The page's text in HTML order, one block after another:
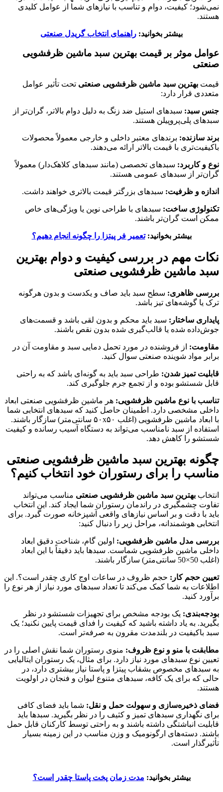
نمی‌شود؛ کیفیت، دوام و تناسب با نیازهای شما از عوامل کلیدی
هستند.
بیشتر بخوانید: راهنمای انتخاب گریدل صنعتی
عوامل موثر بر قیمت بهترین سبد ماشین ظرفشویی
صنعتی
قیمت بهترین سبد ماشین ظرفشویی صنعتی تحت تأثیر عوامل
متعددی قرار دارد:
جنس سبد: سبدهای استیل ضد زنگ به دلیل دوام بالاتر، گران‌تر از
سبدهای پلی‌پروپیلن هستند.
برند سازنده: برندهای معتبر داخلی و خارجی معمولاً محصولات
باکیفیت‌تری با قیمت بالاتر ارائه می‌دهند.
نوع و کاربرد: سبدهای تخصصی (مانند سبدهای کلاهک‌دار) معمولاً
گران‌تر از سبدهای عمومی هستند.
اندازه و ظرفیت: سبدهای بزرگتر قیمت بالاتری خواهند داشت.
تکنولوژی ساخت: سبدهای با طراحی نوین یا ویژگی‌های خاص
ممکن است گران‌تر باشند.
بیشتر بخوانید:تعمیر فر پیتزا را چگونه انجام دهیم؟
نکات مهم در بررسی کیفیت و دوام بهترین
سبد ماشین ظرفشویی صنعتی
بررسی ظاهری: سطح سبد باید صاف و یکدست و بدون هرگونه
ترک یا گوشه‌های تیز باشد.
پایداری ساختار: سبد باید محکم و بدون لقی باشد و قسمت‌های
جوش‌داده شده یا قالب‌گیری شده بدون نقص باشند.
مقاومت: از فروشنده در مورد تحمل دمایی سبد و مقاومت آن در
برابر مواد شوینده صنعتی سوال کنید.
قابلیت تمیز شدن: طراحی سبد باید به گونه‌ای باشد که به راحتی
قابل شستشو بوده و از تجمع جرم جلوگیری کند.
تناسب با نوع ماشین ظرفشویی: هر ماشین ظرفشویی صنعتی ابعاد
داخلی مشخصی دارد. اطمینان حاصل کنید که سبدهای انتخابی شما
با ابعاد ماشین ظرفشویی (اغلب ۵۰x۵۰ سانتی‌متر) سازگار باشند.
استفاده از سبد نامناسب می‌تواند به دستگاه آسیب رسانده و کیفیت
شستشو را کاهش دهد.
چگونه بهترین سبد ماشین ظرفشویی صنعتی
مناسب را برای رستوران خود انتخاب کنیم؟
انتخاب بهترین سبد ماشین ظرفشویی صنعتی مناسب می‌تواند
تفاوت چشمگیری در راندمان رستوران شما ایجاد کند. این انتخاب
باید با دقت و بر اساس نیازهای واقعی آشپزخانه صورت گیرد. برای
انتخابی هوشمندانه، مراحل زیر را دنبال کنید:
بررسی مدل ماشین ظرفشویی: اولین گام، شناخت دقیق ابعاد
داخلی ماشین ظرفشویی شماست. سبدها باید دقیقاً با این ابعاد
(اغلب 50×50 سانتی‌متر) سازگار باشند.
تعیین حجم کار: حجم ظروف در ساعات اوج کاری چقدر است؟. این
اطلاعات به شما کمک می‌کند تا تعداد سبدهای مورد نیاز از هر نوع را
برآورد کنید.
بودجه‌بندی: یک بودجه مشخص برای تجهیزات شستشو در نظر
بگیرید. به یاد داشته باشید که کیفیت را فدای قیمت پایین نکنید؛ یک
سبد باکیفیت در بلندمدت مقرون به صرفه‌تر است.
مطابقت با منو و نوع ظروف: منوی رستوران شما نقش اصلی را در
تعیین نوع سبدهای مورد نیاز دارد. برای مثال، یک رستوران ایتالیایی
به سبدهای مخصوص بشقاب پیتزا و پاستا نیاز بیشتری دارد، در
حالی که برای یک کافه، سبدهای متنوع لیوان و فنجان در اولویت
هستند.
فضای ذخیره‌سازی و سهولت حمل و نقل: شما باید فضای کافی
برای نگهداری سبدهای تمیز و کثیف را در نظر بگیرید. سبدها باید
قابلیت انباشتگی داشته باشند و به راحتی توسط کارکنان قابل حمل
باشند. دسته‌های ارگونومیک و وزن مناسب در این زمینه بسیار
تأثیرگذار است.
بیشتر بخوانید: مدت زمان پخت پاستا چقدر است؟